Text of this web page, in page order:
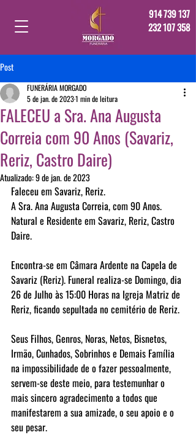
914 739 137
232 107 358
Post
FALECEU a Sra. Ana Augusta
Correia com 90 Anos (Savariz,
Reriz, Castro Daire)
FUNERÁRIA MORGADO
5 de jan. de 20231 min de leitura
Atualizado:9 de jan. de 2023
Faleceu em Savariz, Reriz.
A Sra. Ana Augusta Correia, com 90 Anos.
Natural e Residente em Savariz, Reriz, Castro
Daire.
Encontra-se em Câmara Ardente na Capela de
Savariz (Reriz). Funeral realiza-se Domingo, dia
26 de Julho às 15:00 Horas na Igreja Matriz de
Reriz, ficando sepultada no cemitério de Reriz.
Seus Filhos, Genros, Noras, Netos, Bisnetos,
Irmão, Cunhados, Sobrinhos e Demais Família
na impossibilidade de o fazer pessoalmente,
servem-se deste meio, para testemunhar o
mais sincero agradecimento a todos que
manifestarem a sua amizade, o seu apoio e o
seu pesar.